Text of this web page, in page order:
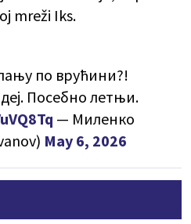
mreži Iks.
по врућини?!
Посебно летњи.
— Миленко
May 6, 2026